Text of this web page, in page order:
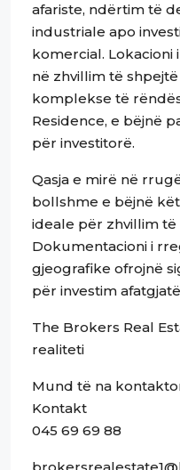
afariste, ndërtim të
industriale apo
komercial. Lokacioni
në zhvillim të
komplekse të
Residence, e bëjnë
për investitorë.
Qasja e mirë në
bollshme e bëjnë
ideale për zhvillim
Dokumentacioni i
gjeografike ofrojnë
për investim
The Brokers Real
realiteti
Mund të na
Kontakt
045 69 69 88